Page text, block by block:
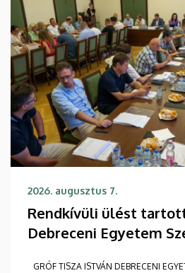
2026. augusztus 7.
Rendkívüli ülést
Debreceni Egyetem
GRÓF TISZA ISTVÁN DEBRECENI